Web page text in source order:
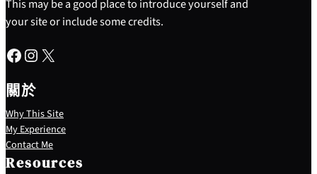
This may be a good place to introduce yourself and
your site or include some credits.
Facebook Instagram X
關於
Why This Site
My Experience
Contact Me
Resources